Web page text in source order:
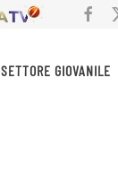
SETTORE GIOVANILE